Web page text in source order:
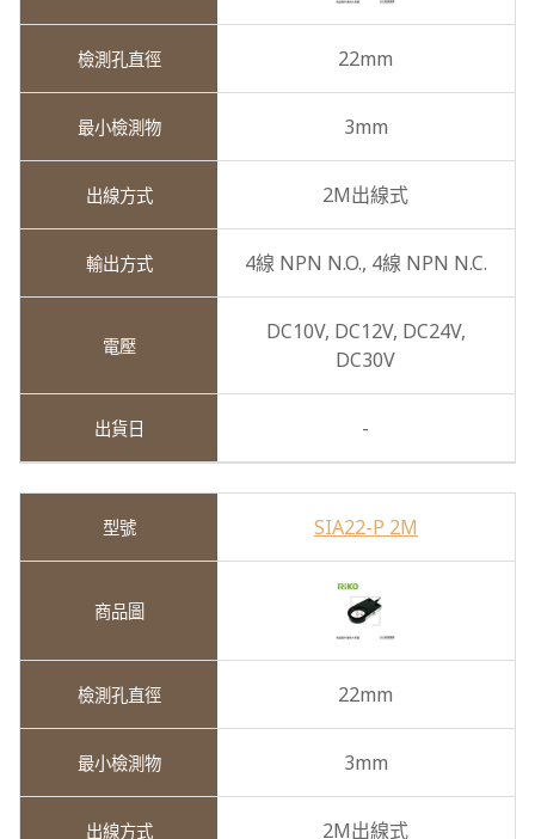
22mm
3mm
2M出線式
4線 NPN N.O., 4線 NPN N.C.
DC10V, DC12V, DC24V,
DC30V
-
SIA22-P 2M
22mm
3mm
2M出線式